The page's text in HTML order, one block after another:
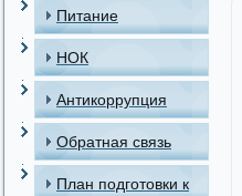
детей в МАДОУ
Питание
НОК
Антикоррупция
Обратная связь
План подготовки к